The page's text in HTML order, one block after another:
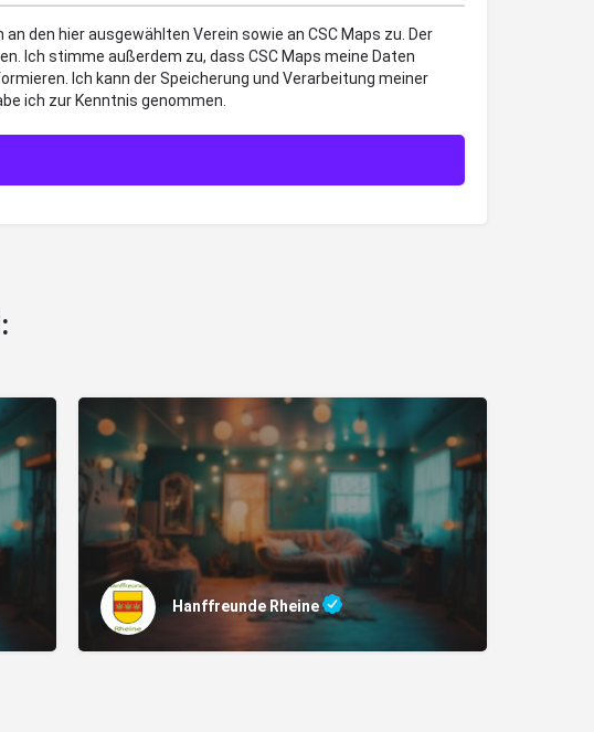
den hier ausgewählten Verein sowie an CSC Maps zu. Der
Ich stimme außerdem zu, dass CSC Maps meine Daten
Ich kann der Speicherung und Verarbeitung meiner
ich zur Kenntnis genommen.
Hanffreunde Rheine